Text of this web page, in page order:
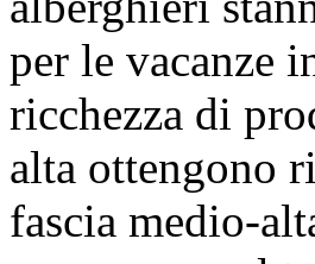
per le vacanze
ricchezza di
alta ottengono
fascia medio-